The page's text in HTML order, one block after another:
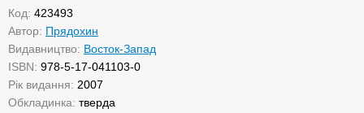
Код: 423493
Автор: Прядохин
Видавництво: Восток-Запад
ISBN: 978-5-17-041103-0
Рік видання: 2007
Обкладинка: тверда